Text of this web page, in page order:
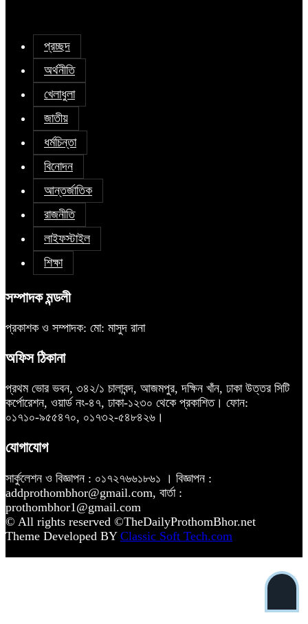
প্রচ্ছদ
অর্থনীতি
খেলাধুলা
জাতীয়
ধর্মচিন্তা
বিনোদন
আন্তর্জাতিক
রাজনীতি
লাইফস্টাইল
শিক্ষা
সম্পাদক মন্ডলী
প্রকাশক ও সম্পাদক: মো: মাসুদ রানা
অফিস ঠিকানা
প্রথম ভোর ভবন, ৩৪২/১ চালাবন্দ, আজমপুর, দক্ষিন খাঁন, ঢাকা উত্তর সিটি
কর্পোরেশন, ওয়ার্ড নং-৪৭, ঢাকা-১২৩০ থেকে প্রকাশিত। ফোন:
০১৭১০-৯৫৫৪৭০, ০১৭৩২-৫৪৮৪২৬।
যোগাযোগ
সার্কুলেশন ও বিজ্ঞাপন : ০১৭২৭৬৬১৮৬১ । বিজ্ঞাপন :
addprothombhor@gmail.com, বার্তা :
prothombhor1@gmail.com
© All rights reserved ©TheDailyProthomBhor.net
Theme Developed BY Classic Soft Tech.com